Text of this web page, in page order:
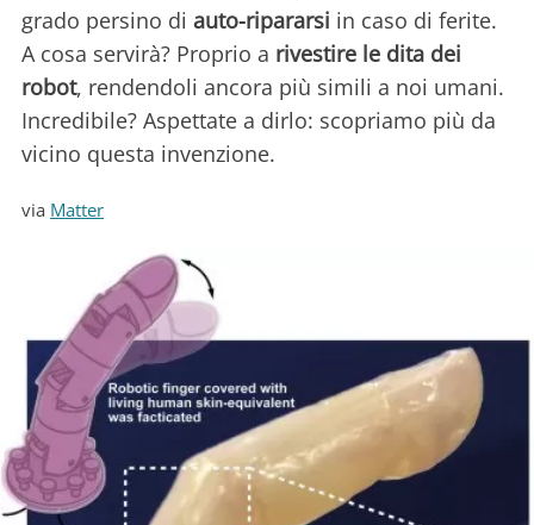
grado persino di auto-ripararsi in caso di ferite.
A cosa servirà? Proprio a rivestire le dita dei
robot, rendendoli ancora più simili a noi umani.
Incredibile? Aspettate a dirlo: scopriamo più da
vicino questa invenzione.
via Matter